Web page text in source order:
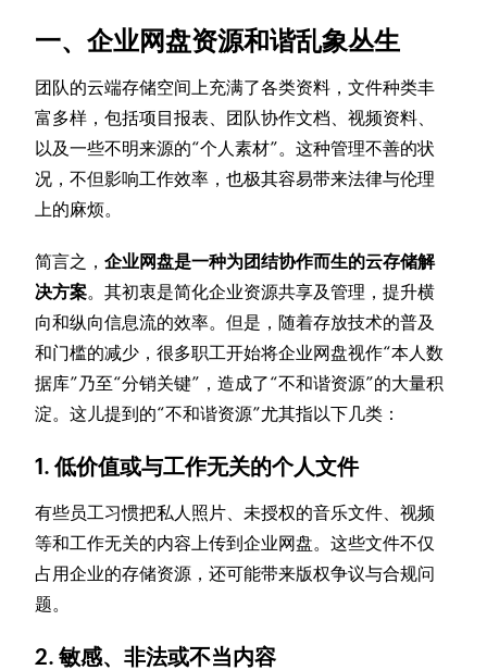
一、企业网盘资源和谐乱象丛生
团队的云端存储空间上充满了各类资料，文件种类丰
富多样，包括项目报表、团队协作文档、视频资料、
以及一些不明来源的“个人素材”。这种管理不善的状
况，不但影响工作效率，也极其容易带来法律与伦理
上的麻烦。
简言之，企业网盘是一种为团结协作而生的云存储解
决方案。其初衷是简化企业资源共享及管理，提升横
向和纵向信息流的效率。但是，随着存放技术的普及
和门槛的减少，很多职工开始将企业网盘视作“本人数
据库”乃至“分销关键”，造成了“不和谐资源”的大量积
淀。这儿提到的“不和谐资源”尤其指以下几类：
1. 低价值或与工作无关的个人文件
有些员工习惯把私人照片、未授权的音乐文件、视频
等和工作无关的内容上传到企业网盘。这些文件不仅
占用企业的存储资源，还可能带来版权争议与合规问
题。
2. 敏感、非法或不当内容